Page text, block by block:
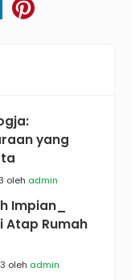
yang
oleh admin
Impian_
Atap Rumah
oleh admin